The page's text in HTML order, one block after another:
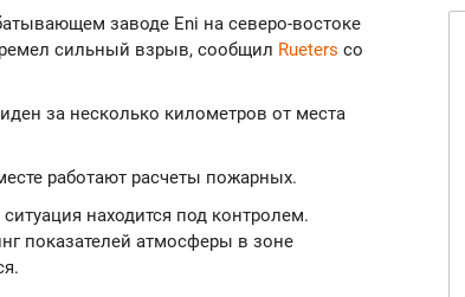
заводе Eni на северо-востоке
сильный взрыв, сообщил Rueters со
за несколько километров от места
работают расчеты пожарных.
находится под контролем.
показателей атмосферы в зоне